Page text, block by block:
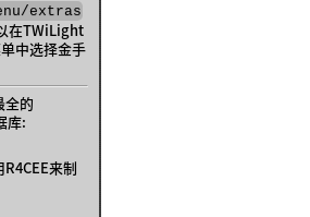
extras
在TWiLight
中选择金手
全的
库:
来制